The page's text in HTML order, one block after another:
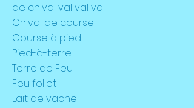
de ch'val val val val
Ch'val de course
Course à pied
Pied-à-terre
Terre de Feu
Feu follet
Lait de vache